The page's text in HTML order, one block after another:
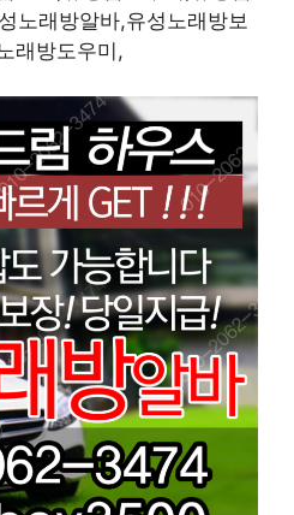
노래방알바,유성노래방보
래방도우미,